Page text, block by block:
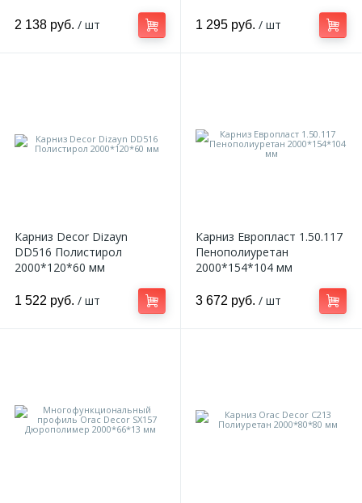
2 138 руб. / шт 1 295 руб. / шт
Карниз Decor Dizayn
DD516 Полистирол
2000*120*60 мм
1 522 руб. / шт
Карниз Европласт 1.50.117
Пенополиуретан
2000*154*104 мм
3 672 руб. / шт